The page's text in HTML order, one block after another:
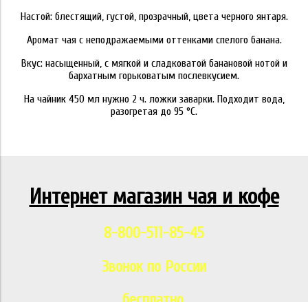
Настой: блестящий, густой, прозрачный, цвета черного янтаря.
Аромат чая с неподражаемыми оттенками спелого банана.
Вкус: насыщенный, с мягкой и сладковатой банановой нотой и
бархатным горьковатым послевкусием.
На чайник 450 мл нужно 2 ч. ложки заварки. Подходит вода,
разогретая до 95 °C.
Интернет магазин чая и кофе
8-800-511-85-45
Звонок по России